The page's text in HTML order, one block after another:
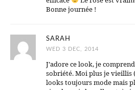
Bonne journée !
SARAH
WED 3 DEC, 2014
J’adore ce look, je
sobriété. Moi plus je vieillis
looks toujours mode mais